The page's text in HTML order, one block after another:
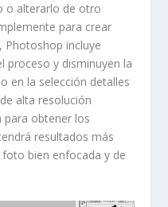
o alterarlo de otro
para crear
Photoshop incluye
proceso y disminuyen la
en la selección detalles
alta resolución
para obtener los
resultados más
bien enfocada y de